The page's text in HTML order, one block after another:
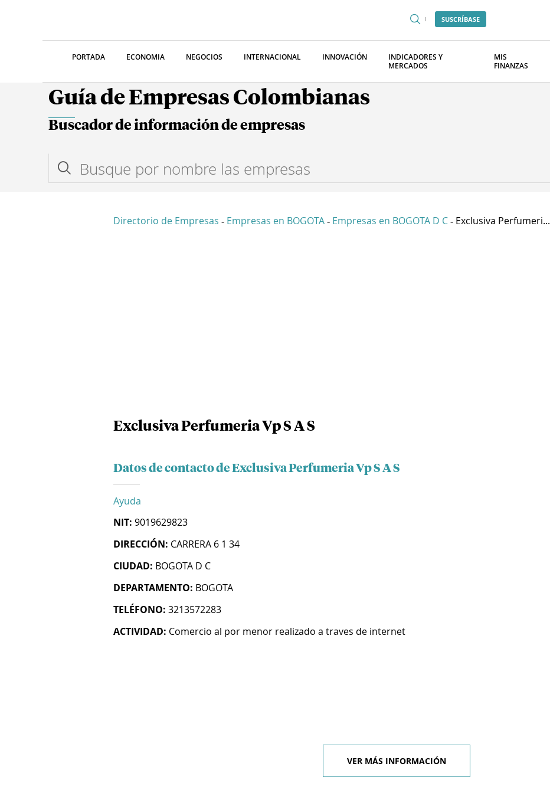
SUSCRÍBASE
PORTADA ECONOMIA NEGOCIOS INTERNACIONAL INNOVACIÓN
INDICADORES Y
MERCADOS
MIS
FINANZAS
Guía de Empresas Colombianas
Buscador de información de empresas
Directorio de Empresas - Empresas en BOGOTA - Empresas en BOGOTA D C - Exclusiva Perfumeri...
Exclusiva Perfumeria Vp S A S
Datos de contacto de Exclusiva Perfumeria Vp S A S
Ayuda
NIT: 9019629823
DIRECCIÓN: CARRERA 6 1 34
CIUDAD: BOGOTA D C
DEPARTAMENTO: BOGOTA
TELÉFONO: 3213572283
ACTIVIDAD: Comercio al por menor realizado a traves de internet
VER MÁS INFORMACIÓN